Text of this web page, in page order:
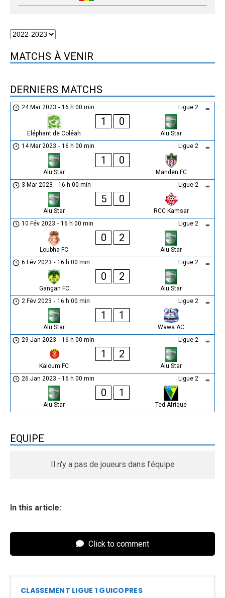
MATCHS À VENIR
DERNIERS MATCHS
Ligue 2
24 Mar 2023 - 16 h 00 min
Eléphant de Coléah
1 0
Alu Star
Ligue 2
14 Mar 2023 - 16 h 00 min
Alu Star
1 0
Manden FC
Ligue 2
3 Mar 2023 - 16 h 00 min
Alu Star
5 0
RCC Kamsar
Ligue 2
10 Fév 2023 - 16 h 00 min
Loubha FC
0 2
Alu Star
Ligue 2
6 Fév 2023 - 16 h 00 min
Gangan FC
0 2
Alu Star
Ligue 2
2 Fév 2023 - 16 h 00 min
Alu Star
1 1
Wawa AC
Ligue 2
29 Jan 2023 - 16 h 00 min
Kaloum FC
1 2
Alu Star
Ligue 2
26 Jan 2023 - 16 h 00 min
Alu Star
0 1
Ted Afrique
EQUIPE
Il n'y a pas de joueurs dans l'équipe
In this article:
Click to comment
CLASSEMENT LIGUE 1 GUICOPRES